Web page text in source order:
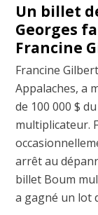
Un billet
Georges
Francine
Francine
Appalaches, a
de 100 000 $
multiplicateur.
arrêt au
billet Boum
a gagné un lot